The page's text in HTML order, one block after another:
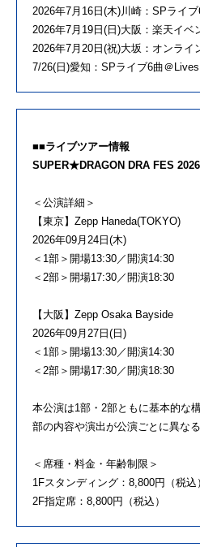
2026年7月16日(木)川崎：SPライ
2026年7月19日(日)大阪：楽天イベ
2026年7月20日(祝)大坂：オンライ
7/26(日)愛知：SPライブ6曲＠
■■ライブツアー情報
SUPER★DRAGON DRA FES 2026
＜公演詳細＞
【東京】Zepp Haneda(TOKYO)
2026年09月24日(木)
＜1部＞開場13:30／開演14:30
＜2部＞開場17:30／開演18:30
【大阪】Zepp Osaka Bayside
2026年09月27日(日)
＜1部＞開場13:30／開演14:30
＜2部＞開場17:30／開演18:30
本公演は1部・2部ともに基本的な
部の内容や演出が公演ごとに異なる
＜席種・料金・年齢制限＞
1Fスタンディング：8,800円（税
2F指定席：8,800円（税込）